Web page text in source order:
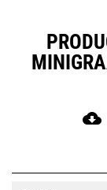
cloud_download